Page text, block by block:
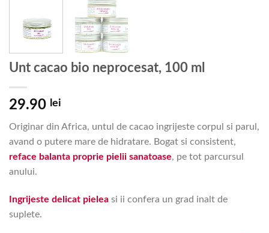
Unt cacao bio neprocesat, 100 ml
29.90 lei
Originar din Africa, untul de cacao ingrijeste corpul si parul,
avand o putere mare de hidratare. Bogat si consistent,
reface balanta proprie pielii sanatoase, pe tot parcursul
anului.
Ingrijeste delicat pielea si ii confera un grad inalt de
suplete.